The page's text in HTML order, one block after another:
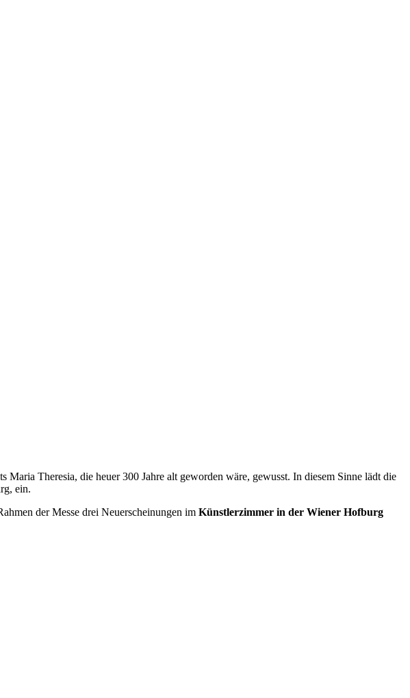
Theresia, die heuer 300 Jahre alt geworden wäre, gewusst. In diesem Sinne lädt die
ein.
der Messe drei Neuerscheinungen im Künstlerzimmer in der Wiener Hofburg